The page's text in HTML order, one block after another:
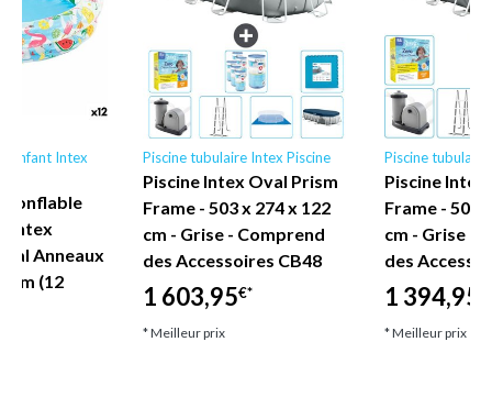
enfant Intex
gonflable
Intex
Anneaux
cm (12
Piscine tubulaire Intex Piscine
Piscine Intex Oval Prism
Frame - 503 x 274 x 122
cm - Grise - Comprend
des Accessoires CB48
1 603,95€*
* Meilleur prix
Piscine
Piscine
Frame - 503
cm - Grise -
des
1 394,95
* Meilleur prix